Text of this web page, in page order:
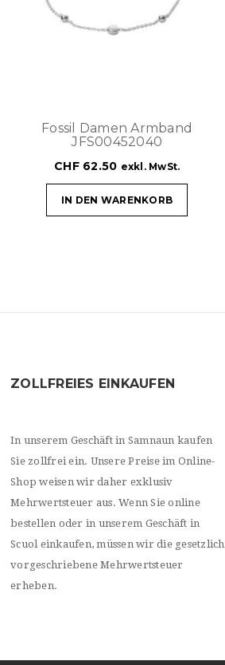
Fossil Damen Armband
JFS00452040
CHF62.50 exkl. MwSt.
IN DEN WARENKORB
ZOLLFREIES EINKAUFEN
In unserem Geschäft in Samnaun kaufen
Sie zollfrei ein. Unsere Preise im Online-
Shop weisen wir daher exklusiv
Mehrwertsteuer aus. Wenn Sie online
bestellen oder in unserem Geschäft in
Scuol einkaufen, müssen wir die gesetzlich
vorgeschriebene Mehrwertsteuer
erheben.